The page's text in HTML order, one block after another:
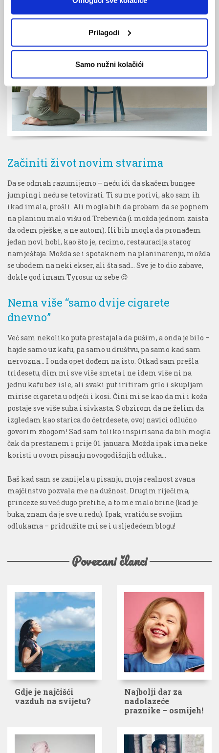
Prilagodi
Samo nužni kolačići
Začiniti život novim stvarima
Da se odmah razumijemo – neću ići da skačem bungee
jumping i neću se tetovirati. Ti su me porivi, ako sam ih
ikad imala, prošli. Ali mogla bih da probam da se popnem
na planinu malo višu od Trebevića (i možda jednom zaista
da odem pješke, a ne autom). Ili bih mogla da pronađem
jedan novi hobi, kao što je, recimo, restauracija starog
namještaja. Možda se i spotaknem na planinarenju, možda
se ubodem na neki ekser, ali šta sad… Sve je to dio zabave,
dokle god imam Tyrosur uz sebe 😉
Nema više “samo dvije cigarete
dnevno”
Već sam nekoliko puta prestajala da pušim, a onda je bilo –
hajde samo uz kafu, pa samo u društvu, pa samo kad sam
nervozna… I onda opet dođem na isto. Otkad sam prešla
tridesetu, dim mi sve više smeta i ne idem više ni na
jednu kafu bez isle, ali svaki put iritiram grlo i skupljam
mirise cigareta u odjeći i kosi. Čini mi se kao da mi i koža
postaje sve više suha i sivkasta. S obzirom da ne želim da
izgledam kao starica do četrdesete, ovoj navici odlučno
govorim zbogom! Sad sam toliko inspirisana da bih mogla
čak da prestanem i prije 01. januara. Možda ipak ima neke
koristi u ovom pisanju novogodišnjih odluka…
Baš kad sam se zanijela u pisanju, moja realnost zvana
majčinstvo pozvala me na dužnost. Drugim riječima,
princeze su već dugo pretihe, a to me malo brine (kad je
buka, znam da je sve u redu). Ipak, vratiću se svojim
odlukama – pridružite mi se i u sljedećem blogu!
Povezani članci
Gdje je najčišći
vazduh na svijetu?
Najbolji dar za
nadolazeće
praznike – osmijeh!